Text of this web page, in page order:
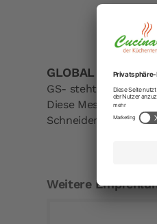
GLOBAL
GS- steht für
Diese Messer
Schneiden von Käse
Weitere